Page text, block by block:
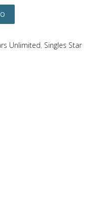
Unlimited, Singles Star